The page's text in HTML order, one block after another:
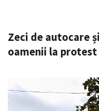
Zeci de autocare
oamenii la protest